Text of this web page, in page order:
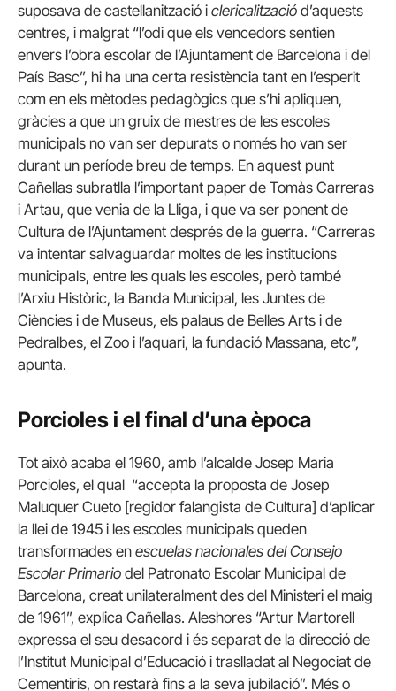
suposava de castellanització i clericalització d’aquests
centres, i malgrat “l’odi que els vencedors sentien
envers l’obra escolar de l’Ajuntament de Barcelona i del
País Basc”, hi ha una certa resistència tant en l’esperit
com en els mètodes pedagògics que s’hi apliquen,
gràcies a que un gruix de mestres de les escoles
municipals no van ser depurats o només ho van ser
durant un període breu de temps. En aquest punt
Cañellas subratlla l’important paper de Tomàs Carreras
i Artau, que venia de la Lliga, i que va ser ponent de
Cultura de l’Ajuntament després de la guerra. “Carreras
va intentar salvaguardar moltes de les institucions
municipals, entre les quals les escoles, però també
l’Arxiu Històric, la Banda Municipal, les Juntes de
Ciències i de Museus, els palaus de Belles Arts i de
Pedralbes, el Zoo i l’aquari, la fundació Massana, etc”,
apunta.
Porcioles i el final d’una època
Tot això acaba el 1960, amb l’alcalde Josep Maria
Porcioles, el qual “accepta la proposta de Josep
Maluquer Cueto [regidor falangista de Cultura] d’aplicar
la llei de 1945 i les escoles municipals queden
transformades en escuelas nacionales del Consejo
Escolar Primario del Patronato Escolar Municipal de
Barcelona, creat unilateralment des del Ministeri el maig
de 1961”, explica Cañellas. Aleshores “Artur Martorell
expressa el seu desacord i és separat de la direcció de
l’Institut Municipal d’Educació i traslladat al Negociat de
Cementiris, on restarà fins a la seva jubilació”. Més o